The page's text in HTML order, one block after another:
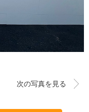
次の写真を見る